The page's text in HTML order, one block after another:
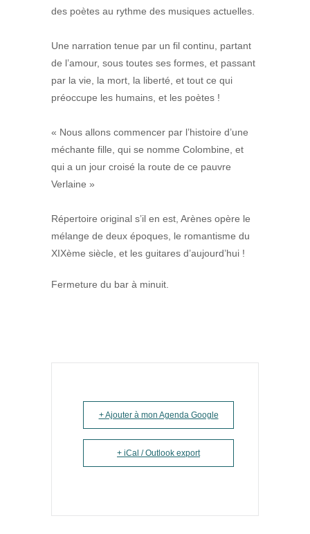
des poètes au rythme des musiques actuelles.
Une narration tenue par un fil continu, partant
de l’amour, sous toutes ses formes, et passant
par la vie, la mort, la liberté, et tout ce qui
préoccupe les humains, et les poètes !
« Nous allons commencer par l’histoire d’une
méchante fille, qui se nomme Colombine, et
qui a un jour croisé la route de ce pauvre
Verlaine »
Répertoire original s’il en est, Arènes opère le
mélange de deux époques, le romantisme du
XIXème siècle, et les guitares d’aujourd’hui !
Fermeture du bar à minuit.
+ Ajouter à mon Agenda Google
+ iCal / Outlook export